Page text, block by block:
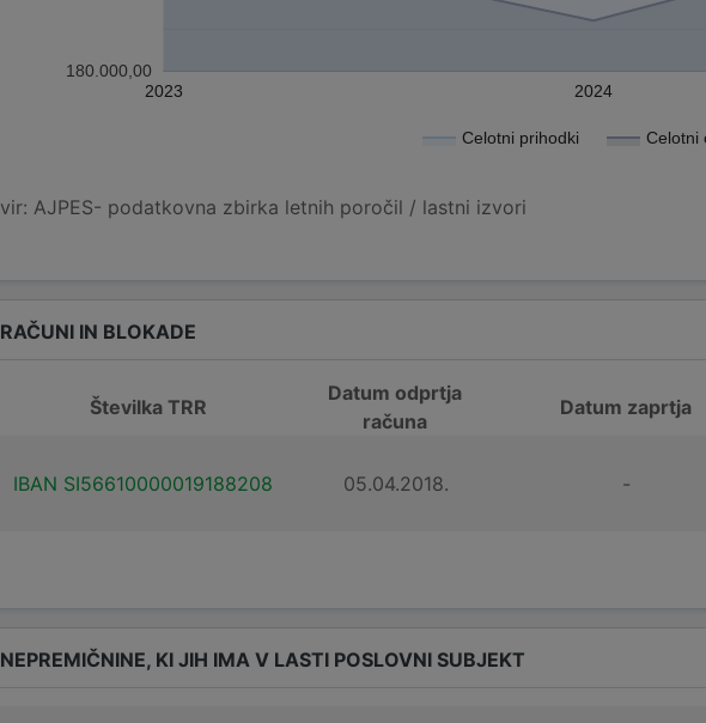
Celotni prihodki Celotni
2023 2024
180.000,00
vir: AJPES- podatkovna zbirka letnih poročil / lastni izvori
RAČUNI IN BLOKADE
Številka TRR
Datum odprtja
računa
Datum zaprtja
IBAN SI56610000019188208 05.04.2018. -
NEPREMIČNINE, KI JIH IMA V LASTI POSLOVNI SUBJEKT